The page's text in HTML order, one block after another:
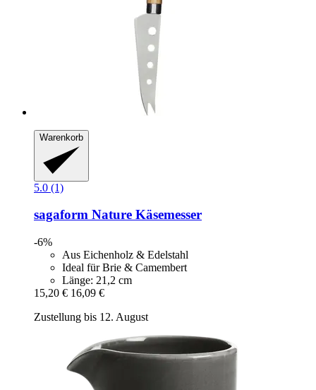
Warenkorb
5.0 (1)
sagaform Nature Käsemesser
-6%
Aus Eichenholz & Edelstahl
Ideal für Brie & Camembert
Länge: 21,2 cm
15,20 € 16,09 €
Zustellung bis 12. August